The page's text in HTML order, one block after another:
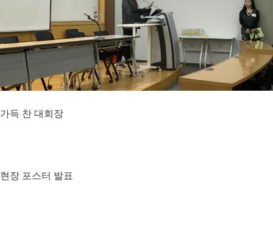
가득 찬 대회장
현장 포스터 발표